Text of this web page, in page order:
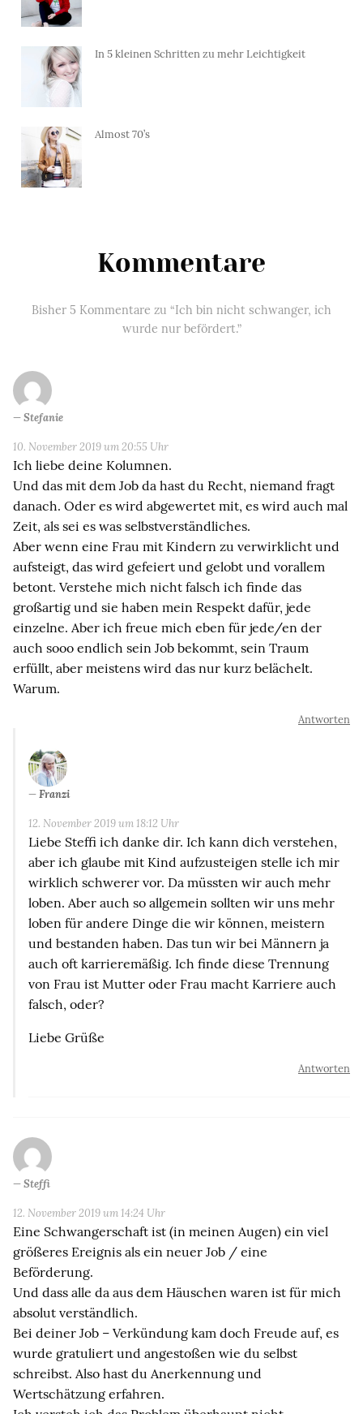
In 5 kleinen Schritten zu mehr Leichtigkeit
Almost 70’s
Kommentare
Bisher 5 Kommentare zu “Ich bin nicht schwanger, ich
wurde nur befördert.”
Stefanie
10. November 2019 um 20:55 Uhr
Ich liebe deine Kolumnen.
Und das mit dem Job da hast du Recht, niemand fragt
danach. Oder es wird abgewertet mit, es wird auch mal
Zeit, als sei es was selbstverständliches.
Aber wenn eine Frau mit Kindern zu verwirklicht und
aufsteigt, das wird gefeiert und gelobt und vorallem
betont. Verstehe mich nicht falsch ich finde das
großartig und sie haben mein Respekt dafür, jede
einzelne. Aber ich freue mich eben für jede/en der
auch sooo endlich sein Job bekommt, sein Traum
erfüllt, aber meistens wird das nur kurz belächelt.
Warum.
Antworten
Franzi
12. November 2019 um 18:12 Uhr
Liebe Steffi ich danke dir. Ich kann dich verstehen,
aber ich glaube mit Kind aufzusteigen stelle ich mir
wirklich schwerer vor. Da müssten wir auch mehr
loben. Aber auch so allgemein sollten wir uns mehr
loben für andere Dinge die wir können, meistern
und bestanden haben. Das tun wir bei Männern ja
auch oft karrieremäßig. Ich finde diese Trennung
von Frau ist Mutter oder Frau macht Karriere auch
falsch, oder?
Liebe Grüße
Antworten
Steffi
12. November 2019 um 14:24 Uhr
Eine Schwangerschaft ist (in meinen Augen) ein viel
größeres Ereignis als ein neuer Job / eine
Beförderung.
Und dass alle da aus dem Häuschen waren ist für mich
absolut verständlich.
Bei deiner Job – Verkündung kam doch Freude auf, es
wurde gratuliert und angestoßen wie du selbst
schreibst. Also hast du Anerkennung und
Wertschätzung erfahren.